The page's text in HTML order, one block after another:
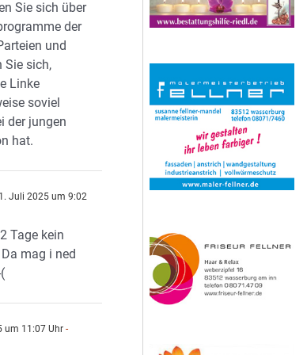
Sie sich über
der
und
Sie sich,
Linke
soviel
der jungen
hat.
Juli 2025 um 9:02
Tage kein
mag i ned
um 11:07 Uhr -